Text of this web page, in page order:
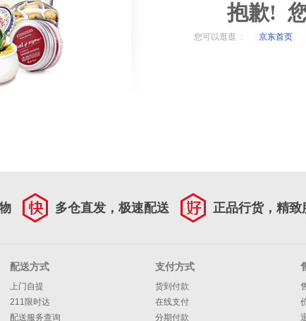
抱歉!
您可以逛逛 : 京东首页
多仓直发，极速配送 正品行货，精致
配送方式
上门自提
211限时达
配送服务查询
支付方式
货到付款
在线支付
分期付款